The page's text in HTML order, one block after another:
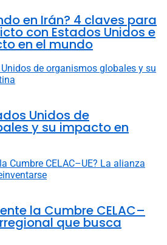
en Irán? 4 claves para
con Estados Unidos e
en el mundo
Unidos de
y su impacto en
la Cumbre CELAC–
que busca